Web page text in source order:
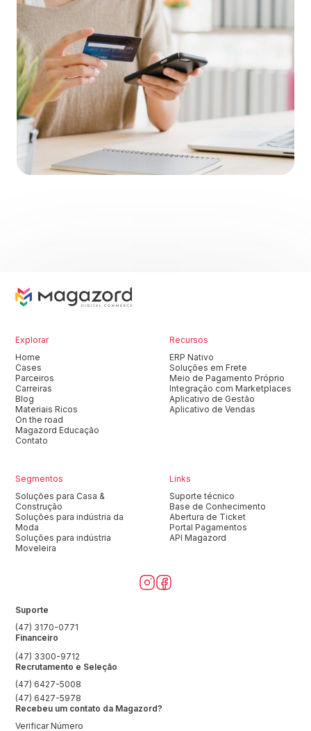
Explorar
Home
Cases
Parceiros
Carreiras
Blog
Materiais Ricos
On the road
Magazord Educação
Contato
Recursos
ERP Nativo
Soluções em Frete
Meio de Pagamento Próprio
Integração com Marketplaces
Aplicativo de Gestão
Aplicativo de Vendas
Segmentos
Soluções para Casa &
Construção
Soluções para indústria da
Moda
Soluções para indústria
Moveleira
Links
Suporte técnico
Base de Conhecimento
Abertura de Ticket
Portal Pagamentos
API Magazord
Suporte
(47) 3170-0771
Financeiro
(47) 3300-9712
Recrutamento e Seleção
(47) 6427-5008
(47) 6427-5978
Recebeu um contato da Magazord?
Verificar Número